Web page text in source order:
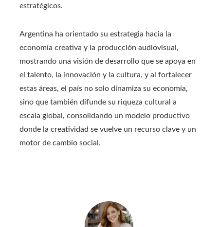
estratégicos.
Argentina ha orientado su estrategia hacia la
economía creativa y la producción audiovisual,
mostrando una visión de desarrollo que se apoya en
el talento, la innovación y la cultura, y al fortalecer
estas áreas, el país no solo dinamiza su economía,
sino que también difunde su riqueza cultural a
escala global, consolidando un modelo productivo
donde la creatividad se vuelve un recurso clave y un
motor de cambio social.